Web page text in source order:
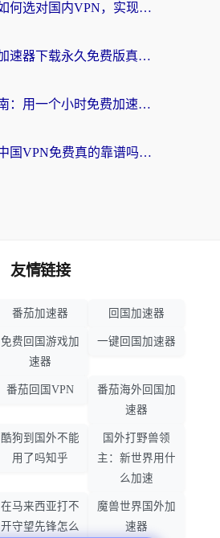
海外党必看：如何选对国内VPN，实现无缝访问国内资源？
海外党必看：加速器下载永久免费版真的存在吗？教你无缝访问国内资源的正确姿势
海外党自救指南：用一个小时免费加速器，轻松打破国内资源访问壁垒？
海外党必看：中国VPN免费真的靠谱吗？手把手教你选对回国加速器
友情链接
番茄加速器 回国加速器
免费回国游戏加
速器
一键回国加速器
番茄回国VPN
番茄海外回国加
速器
酷狗到国外不能
用了吗知乎
国外打野兽领
主：新世界用什
么加速
在马来西亚打不
开守望先锋怎么
魔兽世界国外加
速器